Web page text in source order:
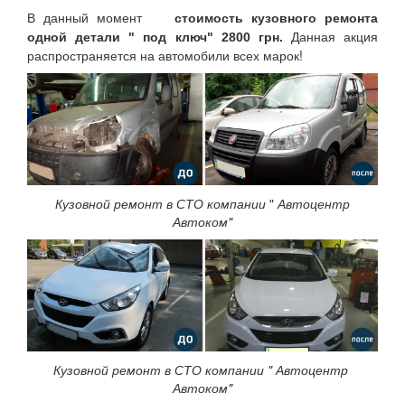
В данный момент
стоимость кузовного ремонта
одной детали " под ключ" 2800 грн.
Данная акция
распространяется на автомобили всех марок!
Кузовной ремонт в СТО компании "Автоцентр
Автоком"
Кузовной ремонт в СТО компании " Автоцентр
Автоком"